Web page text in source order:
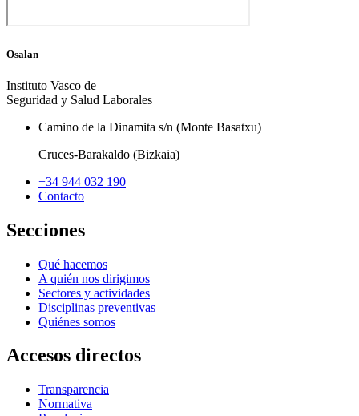
Osalan
Instituto Vasco de
Seguridad y Salud Laborales
Camino de la Dinamita s/n (Monte Basatxu)
Cruces-Barakaldo (Bizkaia)
+34 944 032 190
Contacto
Secciones
Qué hacemos
A quién nos dirigimos
Sectores y actividades
Disciplinas preventivas
Quiénes somos
Accesos directos
Transparencia
Normativa